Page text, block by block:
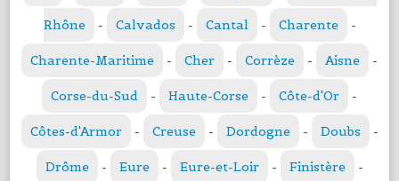
Rhône - Calvados - Cantal - Charente -
Charente-Maritime - Cher - Corrèze - Aisne -
Corse-du-Sud - Haute-Corse - Côte-d'Or -
Côtes-d'Armor - Creuse - Dordogne - Doubs -
Drôme - Eure - Eure-et-Loir - Finistère -